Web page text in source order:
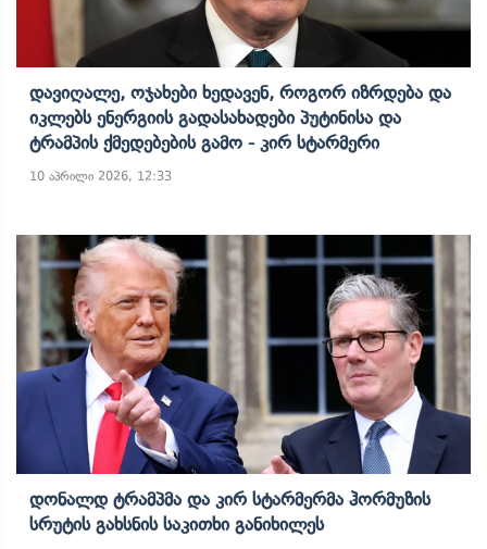
Დავიღალე, Ოჯახები Ხედავენ, Როგორ Იზრდება Და
Იკლებს Ენერგიის Გადასახადები Პუტინისა Და
Ტრამპის Ქმედებების Გამო - Კირ Სტარმერი
10 აპრილი 2026, 12:33
Დონალდ Ტრამპმა Და Კირ Სტარმერმა Ჰორმუზის
Სრუტის Გახსნის Საკითხი Განიხილეს